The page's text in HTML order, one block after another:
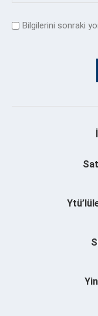
Bilgilerini sonraki